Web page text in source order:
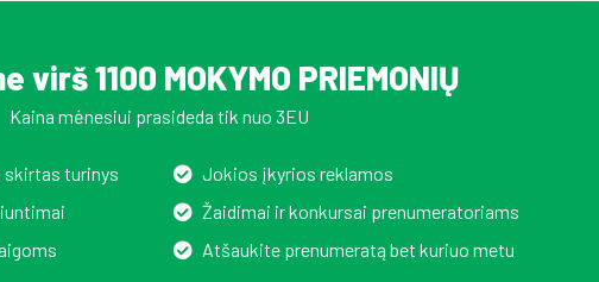
virš 1100 MOKYMO PRIEMONIŲ
Kaina mėnesiui prasideda tik nuo 3EU
turinys
Jokios įkyrios reklamos
Žaidimai ir konkursai prenumeratoriams
Atšaukite prenumeratą bet kuriuo metu